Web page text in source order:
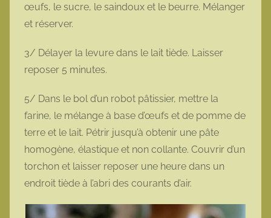
œufs, le sucre, le saindoux et le beurre. Mélanger
et réserver.
3/ Délayer la levure dans le lait tiède. Laisser
reposer 5 minutes.
5/ Dans le bol d’un robot pâtissier, mettre la
farine, le mélange à base d’œufs et de pomme de
terre et le lait. Pétrir jusqu’à obtenir une pâte
homogène, élastique et non collante. Couvrir d’un
torchon et laisser reposer une heure dans un
endroit tiède à l’abri des courants d’air.